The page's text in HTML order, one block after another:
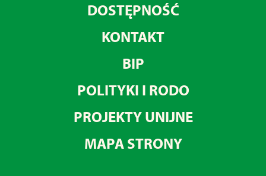
DOSTĘPNOŚĆ
KONTAKT
BIP
POLITYKI I RODO
PROJEKTY UNIJNE
MAPA STRONY